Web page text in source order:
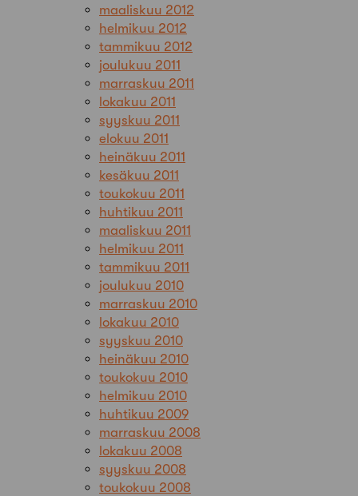
maaliskuu 2012
helmikuu 2012
tammikuu 2012
joulukuu 2011
marraskuu 2011
lokakuu 2011
syyskuu 2011
elokuu 2011
heinäkuu 2011
kesäkuu 2011
toukokuu 2011
huhtikuu 2011
maaliskuu 2011
helmikuu 2011
tammikuu 2011
joulukuu 2010
marraskuu 2010
lokakuu 2010
syyskuu 2010
heinäkuu 2010
toukokuu 2010
helmikuu 2010
huhtikuu 2009
marraskuu 2008
lokakuu 2008
syyskuu 2008
toukokuu 2008